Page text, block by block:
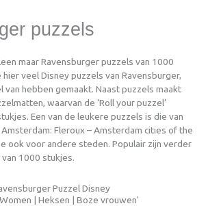
puzzels
maar Ravensburger puzzels van 1000
veel Disney puzzels van Ravensburger,
van hebben gemaakt. Naast puzzels maakt
waarvan de ‘Roll your puzzel’
Een van de leukere puzzels is die van
Fleroux – Amsterdam cities of the
ook voor andere steden. Populair zijn verder
1000 stukjes.
Puzzel Disney
| Heksen | Boze vrouwen'